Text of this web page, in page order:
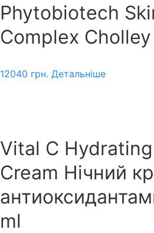
Phytobiotech
Complex
12040 грн. Детальніше
Vital C
Cream Нічний
ml